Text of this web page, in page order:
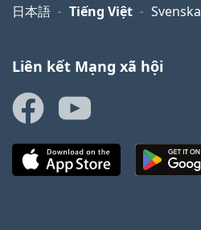
日本語
Tiếng Việt Svenska
Liên kết Mạng xã hội